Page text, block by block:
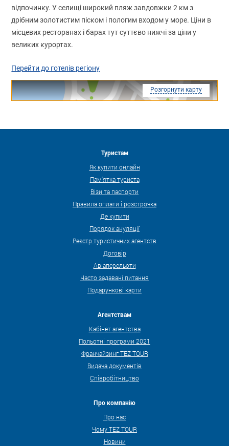
відпочинку. У селищі широкий пляж завдовжки 2 км з
дрібним золотистим піском і пологим входом у море. Ціни в
місцевих ресторанах і барах тут суттєво нижчі за ціни у
великих курортах.
Перейти до готелів регіону
Розгорнути карту
Туристам
Як купити онлайн
Пам'ятка туриста
Візи та паспорти
Правила оплати і розстрочка
Де купити
Порядок ануляції
Реєстр туристичних агентств
Договір
Авіаперельоти
Часто задавані питання
Подарункові карти
Агентствам
Кабінет агентства
Польотні програми 2021
Франчайзинг TEZ TOUR
Видача документів
Співробітництво
Про компанію
Про нас
Чому TEZ TOUR
Новини